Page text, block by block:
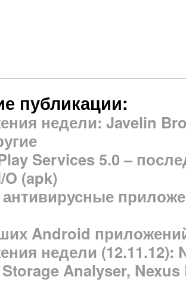
публикации:
недели: Javelin
Services 5.0 –
(apk)
Android
недели (12.11.12):
Analyser,